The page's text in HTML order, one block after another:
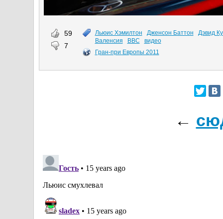
59
7
Льюис Хэмилтон Дженсон Баттон
Дэвид
Валенсия
BBC
видео
Гран-при Европы 2011
←